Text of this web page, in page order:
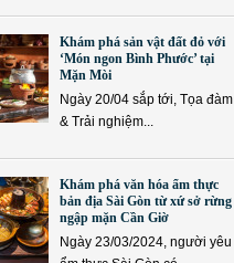
Khám phá sản vật đất đỏ với
‘Món ngon Bình Phước’ tại
Mặn Mòi
Ngày 20/04 sắp tới, Tọa đàm
& Trải nghiệm...
Khám phá văn hóa ẩm thực
bản địa Sài Gòn từ xứ sở rừng
ngập mặn Cần Giờ
Ngày 23/03/2024, người yêu